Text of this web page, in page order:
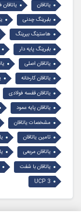
یاتاقان یاتاقان
بلبرینگ چدنی
هاستینگ بیرینگ
بلبرینگ پایه دار
یاتاقان اصلی
یاتاقان کارخانه
یاتاقان قفسه فولادی
یاتاقان پایه عمود
مشخصات یاتاقان
تامین یاتاقان
یاتاقان مربعی
یاتاقان با شفت
UCP 3